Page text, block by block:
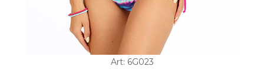
Art: 6G023